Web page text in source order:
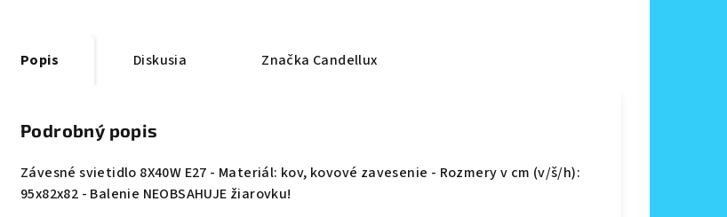
Popis Diskusia Značka Candellux
Podrobný popis
Závesné svietidlo 8X40W E27 - Materiál: kov, kovové zavesenie - Rozmery v cm (v/š/h):
95x82x82 - Balenie NEOBSAHUJE žiarovku!